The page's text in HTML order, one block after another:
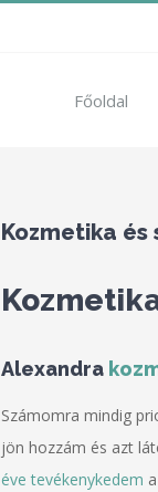
Főoldal
Kozmetika
Alexandra
Számomra mindig
jön hozzám és azt
éve tevékenykedem